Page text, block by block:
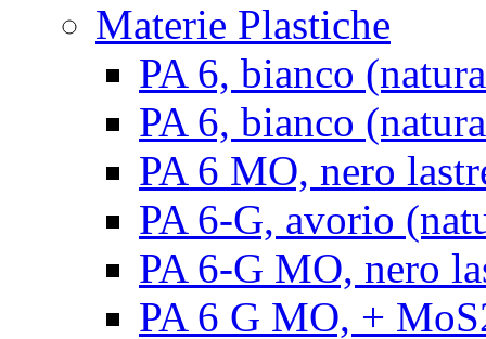
Materie Plastiche
PA 6, bianco
PA 6, bianco
PA 6 MO, nero
PA 6-G, avorio
PA 6-G MO, nero
PA 6 G MO, +